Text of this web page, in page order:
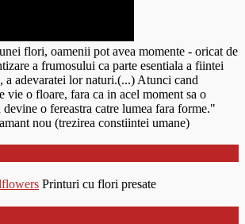
flori, oamenii pot avea momente - oricat de
a frumosului ca parte esentiala a fiintei
a adevaratei lor naturi.(...) Atunci cand
vie o floare, fara ca in acel moment sa o
o fereastra catre lumea fara forme."
nou (trezirea constiintei umane)
Printuri cu flori presate